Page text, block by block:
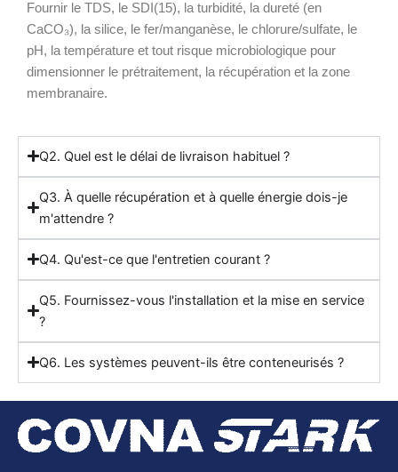
Fournir le TDS, le SDI(15), la turbidité, la dureté (en
CaCO₃), la silice, le fer/manganèse, le chlorure/sulfate, le
pH, la température et tout risque microbiologique pour
dimensionner le prétraitement, la récupération et la zone
membranaire.
Q2. Quel est le délai de livraison habituel ?
Q3. À quelle récupération et à quelle énergie dois-je
m'attendre ?
Q4. Qu'est-ce que l'entretien courant ?
Q5. Fournissez-vous l'installation et la mise en service
?
Q6. Les systèmes peuvent-ils être conteneurisés ?